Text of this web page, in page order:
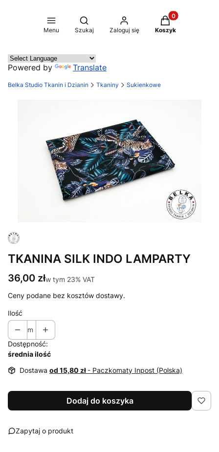
Menu
Otwórz wyszukiwarkę
Szukaj Zaloguj się
Produkty w
Koszyk
Powered by Translate
Belka Studio Tkanin i Dzianin Tkaniny Sukienkowe
TKANINA SILK INDO LAMPARTY
Cena
36,00 złw tym 23% VAT
w tym 23% VAT
Ceny podane bez kosztów dostawy.
Ilość
m
Dostępność:
średnia ilość
Dostawa od 15,80 zł - Paczkomaty Inpost (Polska)
Dodaj do koszyka
Zapytaj o produkt